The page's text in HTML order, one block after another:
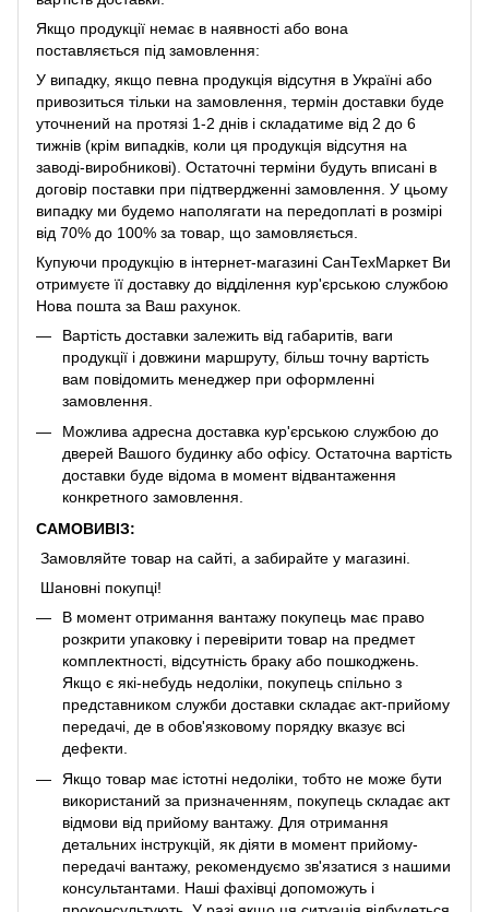
Якщо продукції немає в наявності або вона
поставляється під замовлення:
У випадку, якщо певна продукція відсутня в Україні або
привозиться тільки на замовлення, термін доставки буде
уточнений на протязі 1-2 днів і складатиме від 2 до 6
тижнів (крім випадків, коли ця продукція відсутня на
заводі-виробникові). Остаточні терміни будуть вписані в
договір поставки при підтвердженні замовлення. У цьому
випадку ми будемо наполягати на передоплаті в розмірі
від 70% до 100% за товар, що замовляється.
Купуючи продукцію в інтернет-магазині СанТехМаркет Ви
отримуєте її доставку до відділення кур'єрською службою
Нова пошта за Ваш рахунок.
Вартість доставки залежить від габаритів, ваги
продукції і довжини маршруту, більш точну вартість
вам повідомить менеджер при оформленні
замовлення.
Можлива адресна доставка кур'єрською службою до
дверей Вашого будинку або офісу. Остаточна вартість
доставки буде відома в момент відвантаження
конкретного замовлення.
САМОВИВІЗ:
Замовляйте товар на сайті, а забирайте у магазині.
Шановні покупці!
В момент отримання вантажу покупець має право
розкрити упаковку і перевірити товар на предмет
комплектності, відсутність браку або пошкоджень.
Якщо є які-небудь недоліки, покупець спільно з
представником служби доставки складає акт-прийому
передачі, де в обов'язковому порядку вказує всі
дефекти.
Якщо товар має істотні недоліки, тобто не може бути
використаний за призначенням, покупець складає акт
відмови від прийому вантажу. Для отримання
детальних інструкцій, як діяти в момент прийому-
передачі вантажу, рекомендуємо зв'язатися з нашими
консультантами. Наші фахівці допоможуть і